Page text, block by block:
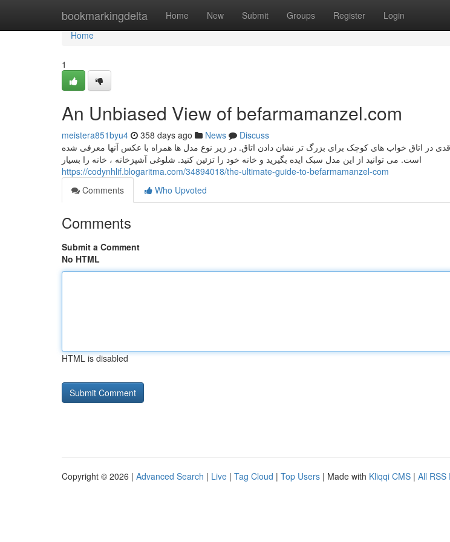
bookmarkingdelta Home New Submit Groups Register Login
Home
Home
1
An Unbiased View of befarmamanzel.com
meistera851byu4 358 days ago News
Discuss
قدی در اتاق خواب های کوچک برای بزرگ تر نشان دادن اتاق. در زیر نوع مدل ها همراه با عکس آنها معرفی شده
است. می توانید از این مدل سبک ایده بگیرید و خانه خود را تزئین کنید. شلوغی آشپزخانه ، خانه را بسیار
https://codynhlif.blogaritma.com/34894018/the-ultimate-guide-to-befarmamanzel-com
Comments
Who Upvoted
Comments
Submit a Comment
No HTML
HTML is disabled
Copyright © 2026 | Advanced Search | Live | Tag Cloud | Top Users | Made with Kliqqi CMS | All RSS